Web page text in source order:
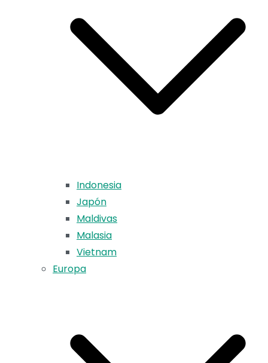
Indonesia
Japón
Maldivas
Malasia
Vietnam
Europa